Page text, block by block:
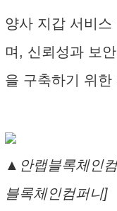
양사 지갑 서비스
며, 신뢰성과 보
을 구축하기 위한
▲안랩블록체인
블록체인컴퍼니]